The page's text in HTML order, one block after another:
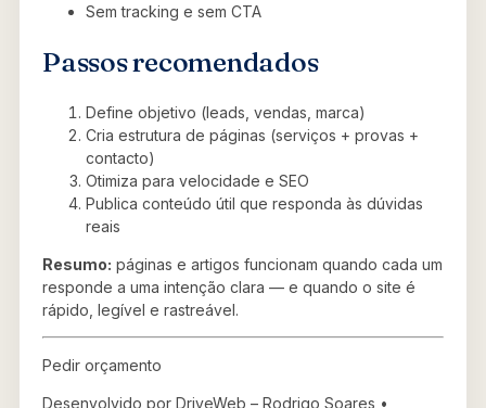
Sem tracking e sem CTA
Passos recomendados
Define objetivo (leads, vendas, marca)
Cria estrutura de páginas (serviços + provas +
contacto)
Otimiza para velocidade e SEO
Publica conteúdo útil que responda às dúvidas
reais
Resumo: páginas e artigos funcionam quando cada um
responde a uma intenção clara — e quando o site é
rápido, legível e rastreável.
Pedir orçamento
Desenvolvido por DriveWeb – Rodrigo Soares •